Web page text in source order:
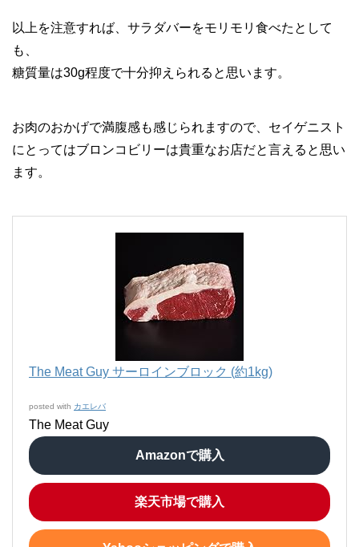
以上を注意すれば、サラダバーをモリモリ食べたとして
も、
糖質量は30g程度で十分抑えられると思います。
お肉のおかげで満腹感も感じられますので、セイゲニスト
にとってはブロンコビリーは貴重なお店だと言えると思い
ます。
The Meat Guy サーロインブロック (約1kg)
posted with カエレバ
The Meat Guy
Amazonで購入
楽天市場で購入